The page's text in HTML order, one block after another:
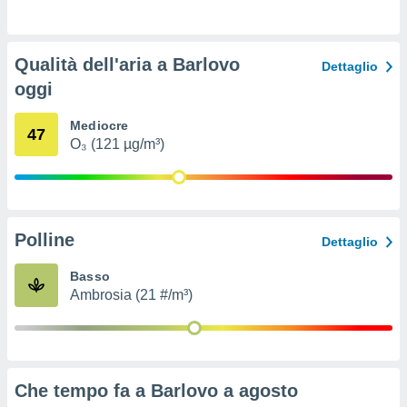
dei
Web
Qualità dell'aria a Barlovo
oggi
Dettaglio
47 Mediocre
O₃ (121 µg/m³)
Polline Dettaglio
Basso
Ambrosia (21 #/m³)
Che tempo fa a Barlovo a agosto